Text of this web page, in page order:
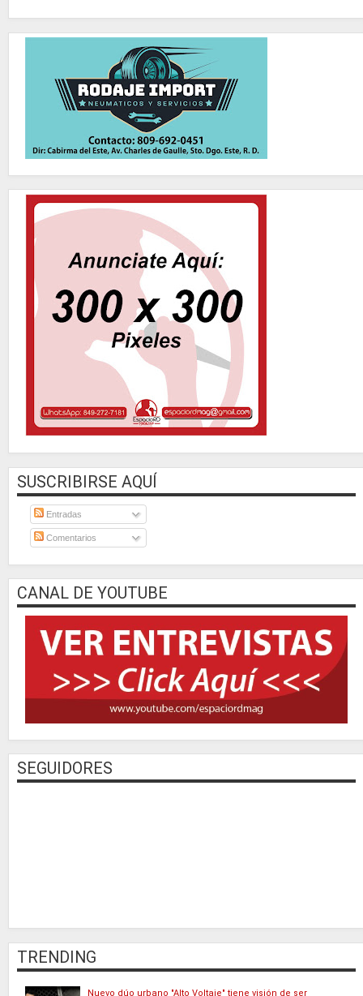
SUSCRIBIRSE AQUÍ
Entradas
Comentarios
CANAL DE YOUTUBE
SEGUIDORES
TRENDING
Nuevo dúo urbano "Alto Voltaje" tiene visión de ser